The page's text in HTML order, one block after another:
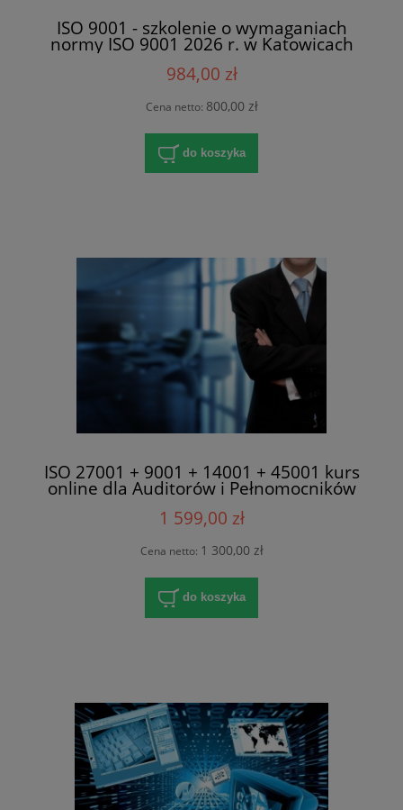
ISO 9001 - szkolenie o wymaganiach
normy ISO 9001 2026 r. w Katowicach
984,00 zł
Cena netto: 800,00 zł
do koszyka
ISO 27001 + 9001 + 14001 + 45001 kurs
online dla Auditorów i Pełnomocników
1 599,00 zł
Cena netto: 1 300,00 zł
do koszyka